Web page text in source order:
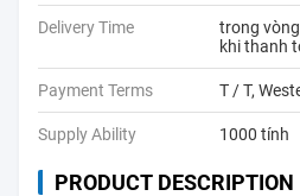
Delivery Time
trong
khi thanh
Payment Terms T / T,
Supply Ability 1000 tính
PRODUCT DESCRIPTION